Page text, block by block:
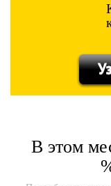
В этом